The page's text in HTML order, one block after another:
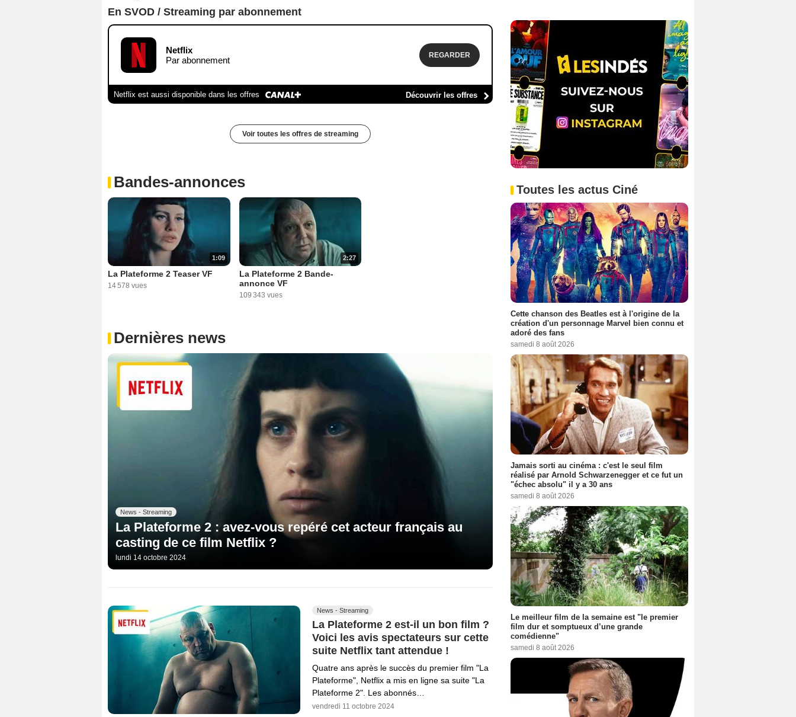
En SVOD / Streaming par abonnement
Netflix
Par abonnement
REGARDER
Netflix est aussi disponible dans les offres Découvrir les offres
Voir toutes les offres de streaming
Bandes-annonces
1:09
La Plateforme 2 Teaser VF
14 578 vues
2:27
La Plateforme 2 Bande-
annonce VF
109 343 vues
Dernières news
News - Streaming
La Plateforme 2 : avez-vous repéré cet acteur français au
casting de ce film Netflix ?
lundi 14 octobre 2024
News - Streaming
La Plateforme 2 est-il un bon film ?
Voici les avis spectateurs sur cette
suite Netflix tant attendue !
Quatre ans après le succès du premier film "La
Plateforme", Netflix a mis en ligne sa suite "La
Plateforme 2". Les abonnés…
vendredi 11 octobre 2024
Toutes les actus Ciné
Cette chanson des Beatles est à l'origine de la
création d'un personnage Marvel bien connu et
adoré des fans
samedi 8 août 2026
Jamais sorti au cinéma : c'est le seul film
réalisé par Arnold Schwarzenegger et ce fut un
"échec absolu" il y a 30 ans
samedi 8 août 2026
Le meilleur film de la semaine est "le premier
film dur et somptueux d’une grande
comédienne"
samedi 8 août 2026